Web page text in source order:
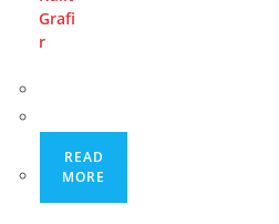
Grafi
r
READ
MORE